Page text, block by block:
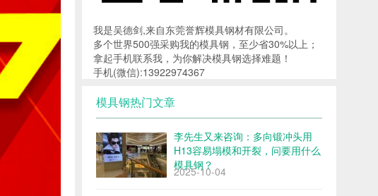
我是吴德剑,来自东莞誉辉模具钢材有限公司。
多个世界500强采购我的模具钢，至少省30%以上；
拿起手机联系我，为你解决模具钢选择难题！
手机(微信):13922974367
模具钢热门文章
李先生又来咨询：多向锻冲头用
H13容易塌模和开裂，问要用什么
模具钢？
2025-10-04